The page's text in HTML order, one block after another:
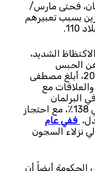
فحتى مارس/
بسبب تعبيرهم
الشديد،
الحبس
الاحتياطي. ففي نونبر/تشرين الثاني 2019، أبلغ مصطفى
مع
البرلمان
المغربي أن اكتظاظ السجون كان حوالي 138٪، مع احتجاز
ففي عام
إجمالي نزلاء السجون
الحكومة أيضاً أن